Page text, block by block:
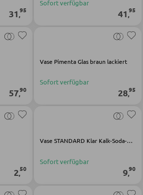
SHOP
31,95
Sofort verfügbar
41,95
57,90
Vase Pimenta Glas braun lackiert
Sofort verfügbar
28,95
2,50
Vase STANDARD Klar Kalk-Soda-Glas
Sofort verfügbar
9,90